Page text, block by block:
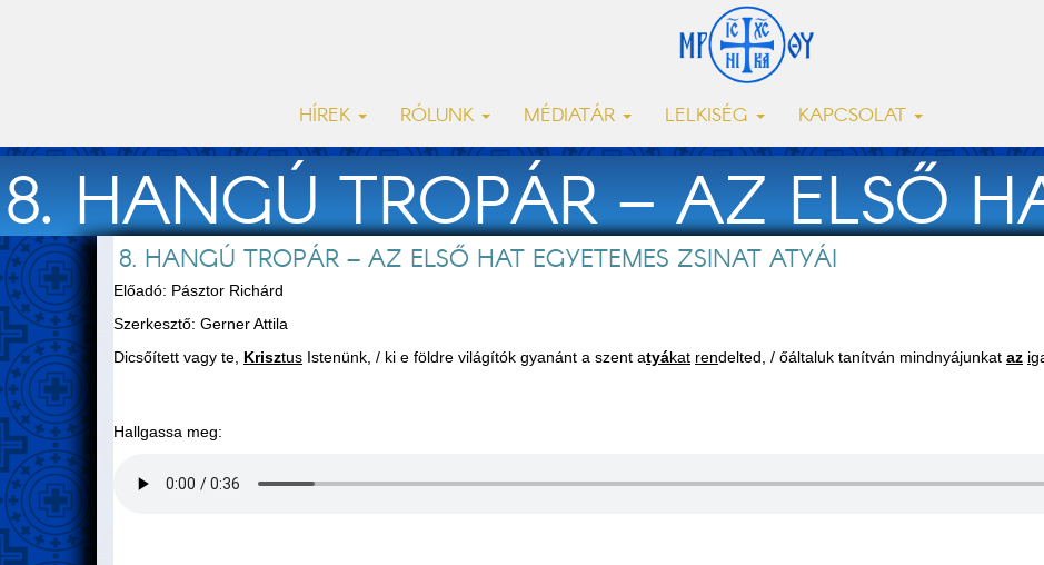
HÍREK RÓLUNK MÉDIATÁR LELKISÉG KAPCSOLAT
8. HANGÚ TROPÁR – AZ ELSŐ
8. HANGÚ TROPÁR – AZ ELSŐ HAT EGYETEMES ZSINAT ATYÁI
Előadó: Pásztor Richárd
Szerkesztő: Gerner Attila
Dicsőített vagy te, Krisztus Istenünk, / ki e földre világítók gyanánt a szent atyákat rendelted, / őáltaluk tanítván mindnyájunkat az i
Hallgassa meg: